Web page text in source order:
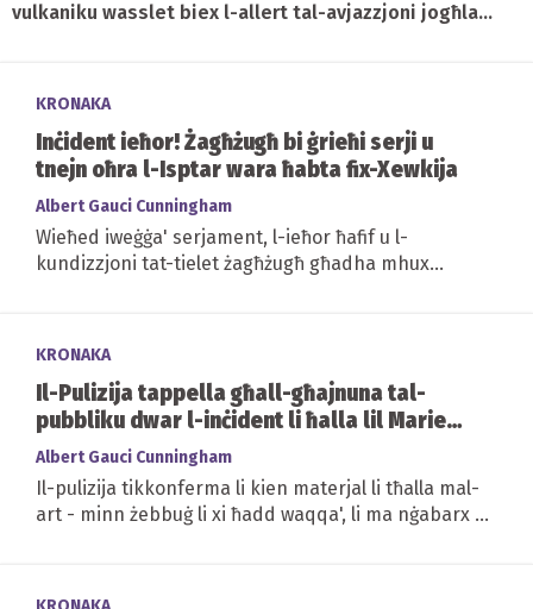
vulkaniku wasslet biex l-allert tal-avjazzjoni jogħla...
KRONAKA
Inċident ieħor! Żagħżugħ bi ġrieħi serji u
tnejn oħra l-Isptar wara ħabta fix-Xewkija
Albert Gauci Cunningham
Wieħed iweġġa' serjament, l-ieħor ħafif u l-
kundizzjoni tat-tielet żagħżugħ għadha mhux
KRONAKA
Il-Pulizija tappella għall-għajnuna tal-
pubbliku dwar l-inċident li ħalla lil Marie
Claire Lombardi bla ħajja
Albert Gauci Cunningham
Il-pulizija tikkonferma li kien materjal li tħalla mal-
art - minn żebbuġ li xi ħadd waqqa', li ma nġabarx u